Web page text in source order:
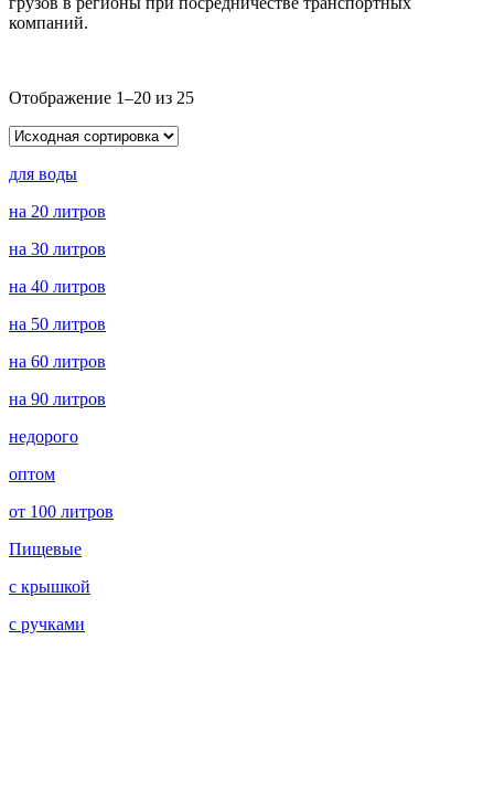
компаний.
Отображение 1–20 из 25
для воды
на 20 литров
на 30 литров
на 40 литров
на 50 литров
на 60 литров
на 90 литров
недорого
оптом
от 100 литров
Пищевые
с крышкой
с ручками